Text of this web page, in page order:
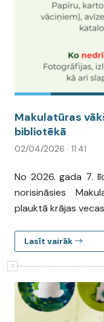
Makulatūras
bibliotēkā
02/04/2026 · 11:41
No 2026. gada 7.
norisināsies
plauktā krājas
Lasīt vairāk